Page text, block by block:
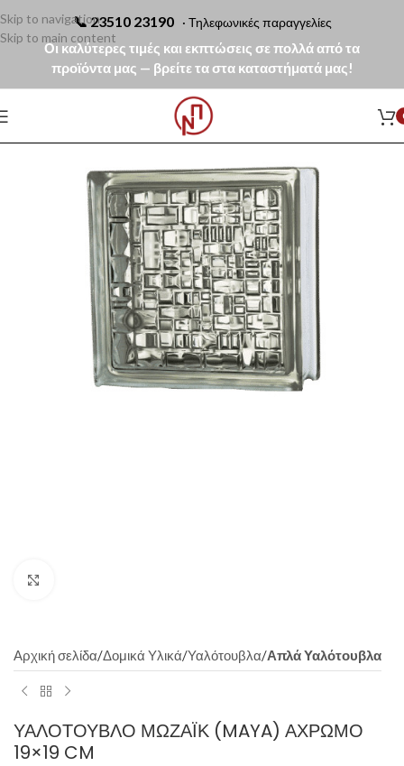
📞23510 23190 · Τηλεφωνικές παραγγελίες
Οι καλύτερες τιμές και εκπτώσεις σε πολλά από τα
προϊόντα μας — βρείτε τα στα καταστήματά μας!
Skip to navigation
Skip to main content
Αρχική σελίδα Δομικά Υλικά Υαλότουβλα Απλά Υαλότουβλα
ΥΑΛΌΤΟΥΒΛΟ ΜΩΖΑΪ́Κ (MAYA) ΆΧΡΩΜΟ
19×19 CM